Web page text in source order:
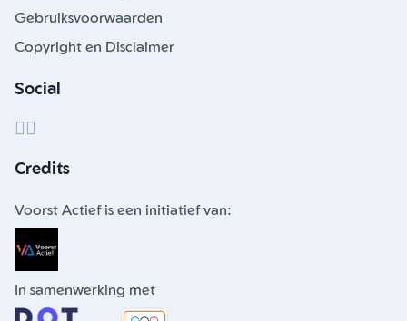
Gebruiksvoorwaarden
Copyright en Disclaimer
Social
Credits
Voorst Actief is een initiatief van:
In samenwerking met